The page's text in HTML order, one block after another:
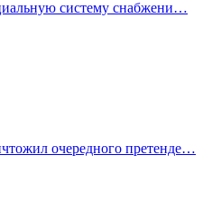
систему снабжени…
очередного претенде…